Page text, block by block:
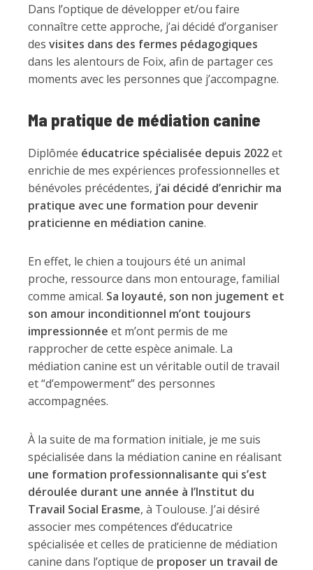
Dans l’optique de développer et/ou faire
connaître cette approche, j’ai décidé d’organiser
des visites dans des fermes pédagogiques
dans les alentours de Foix, afin de partager ces
moments avec les personnes que j’accompagne.
Ma pratique de médiation canine
Diplômée éducatrice spécialisée depuis 2022et
enrichie de mes expériences professionnelles et
bénévoles précédentes, j’ai décidé d’enrichir ma
pratique avec une formation pour devenir
praticienne en médiation canine.
En effet, le chien a toujours été un animal
proche, ressource dans mon entourage, familial
comme amical. Sa loyauté, son non jugement et
son amour inconditionnel m’ont toujours
impressionnée et m’ont permis de me
rapprocher de cette espèce animale. La
médiation canine est un véritable outil de travail
et “d’empowerment” des personnes
accompagnées.
À la suite de ma formation initiale, je me suis
spécialisée dans la médiation canine en réalisant
une formation professionnalisante qui s’est
déroulée durant une année à l’Institut du
Travail Social Erasme, à Toulouse. J’ai désiré
associer mes compétences d’éducatrice
spécialisée et celles de praticienne de médiation
canine dans l’optique de proposer un travail de